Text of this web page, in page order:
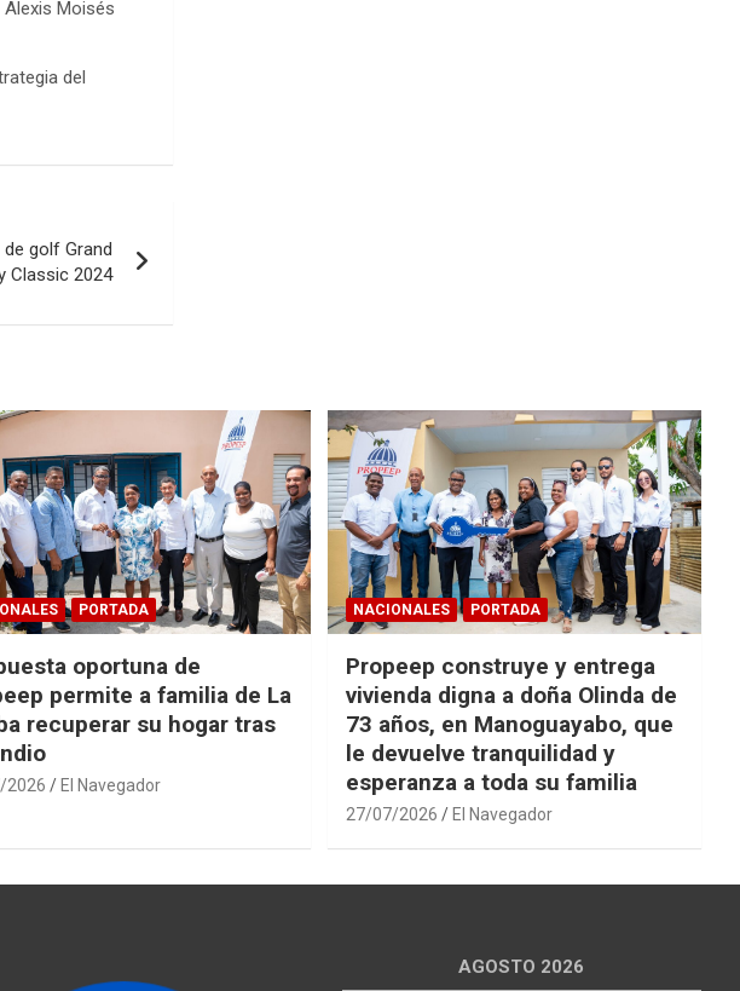
Moisés
del
golf Grand
Classic 2024
PORTADA
oportuna de
permite a familia de La
recuperar su hogar tras
2026 El Navegador
NACIONALES PORTADA
Propeep construye y entrega
vivienda digna a doña Olinda de
73 años, en Manoguayabo, que
le devuelve tranquilidad y
esperanza a toda su familia
27/07/2026 El Navegador
AGOSTO 2026